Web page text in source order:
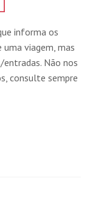
informa os
viagem, mas
entradas. Não nos
consulte sempre